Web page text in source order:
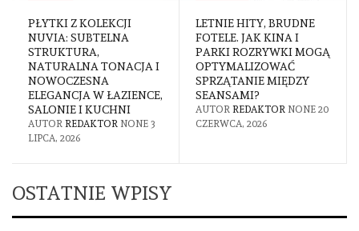
PŁYTKI Z KOLEKCJI
NUVIA: SUBTELNA
STRUKTURA,
NATURALNA TONACJA I
NOWOCZESNA
ELEGANCJA W ŁAZIENCE,
SALONIE I KUCHNI
AUTOR REDAKTOR NONE 3
LIPCA, 2026
LETNIE HITY, BRUDNE
FOTELE. JAK KINA I
PARKI ROZRYWKI MOGĄ
OPTYMALIZOWAĆ
SPRZĄTANIE MIĘDZY
SEANSAMI?
AUTOR REDAKTOR NONE 20
CZERWCA, 2026
OSTATNIE WPISY